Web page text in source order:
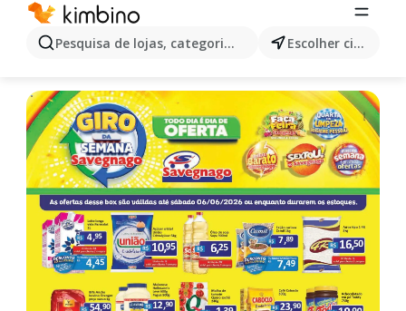
Pesquisa de lojas, categorias,produtos... Escolher cidade